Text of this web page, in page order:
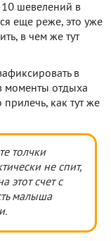
10 шевелений в
еще реже, это уже
в чем же тут
в
моменты отдыха
как тут же
толчки
не спит,
этот счет с
малыша